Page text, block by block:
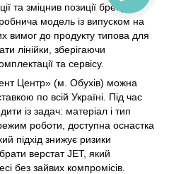
та зміцнив позиції бренду в
модель із випуском на
вимог до продукту типова для
лінійки, зберігаючи
та сервісу.
Центр» (м. Обухів) можна
по всій Україні. Під час
із задач: матеріал і тип
роботи, доступна оснастка
підхід знижує ризики
верстат JET, який
без зайвих компромісів.